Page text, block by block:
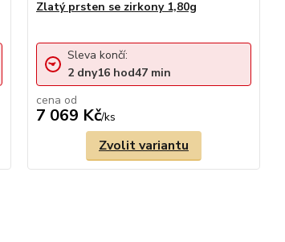
Zlatý prsten se zirkony 1,80g
cena od
7 069 Kč/ks
Sleva končí:
2 dny16 hod47 min
Zvolit variantu